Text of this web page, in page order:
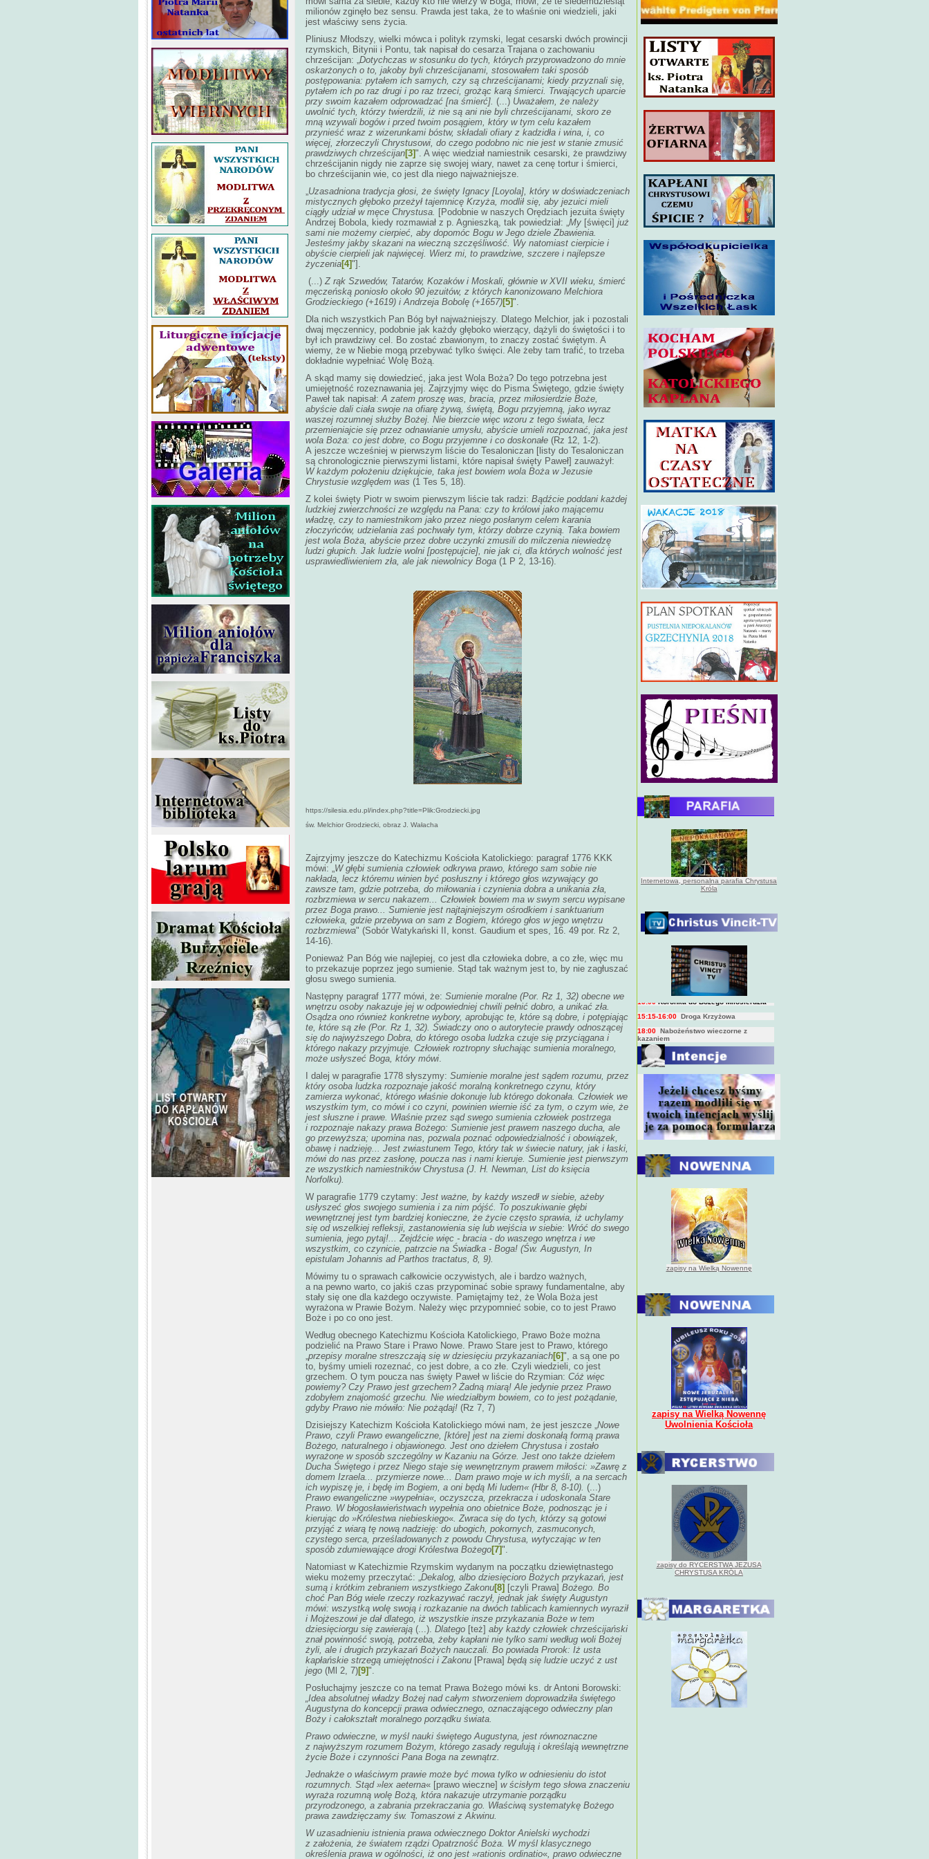
milionów zginęło bez sensu. Prawda jest taka, że to właśnie oni wiedzieli, jaki
jest właściwy sens życia.
Pliniusz Młodszy, wielki mówca i polityk rzymski, legat cesarski dwóch prowincji
rzymskich, Bitynii i Pontu, tak napisał do cesarza Trajana o zachowaniu
chrześcijan: „Dotychczas w stosunku do tych, których przyprowadzono do mnie
oskarżonych o to, jakoby byli chrześcijanami, stosowałem taki sposób
postępowania: pytałem ich samych, czy są chrześcijanami; kiedy przy­znali się,
pytałem ich po raz drugi i po raz trzeci, grożąc karą śmierci. Trwających uparcie
przy swoim kazałem odprowadzać [na śmierć]. (...) Uważałem, że należy
uwolnić tych, którzy twierdzili, iż nie są ani nie byli chrześcijanami, skoro ze
mną wzywali bogów i przed twoim posągiem, który w tym celu kazałem
przynieść wraz z wizerunkami bóstw, składali ofiary z kadzidła i wina, i, co
więcej, złorzeczyli Chrystusowi, do czego podobno nic nie jest w stanie zmusić
prawdziwych chrześcijan[3]". A więc wiedział namiestnik cesarski, że prawdziwy
chrześcijanin nigdy nie zaprze się swojej wiary, nawet za cenę tortur i śmierci,
bo chrześcijanin wie, co jest dla niego najważniejsze.
„Uzasadniona tradycja głosi, że święty Ignacy [Loyola], który w doświadczeniach
mistycznych głęboko przeżył tajemnicę Krzyża, modlił się, aby jezuici mieli
ciągły udział w męce Chrystusa. [Podobnie w naszych Orędziach jezuita święty
Andrzej Bobola, kiedy rozmawiał z p. Agnieszką, tak powiedział: „My [święci] już
sami nie możemy cierpieć, aby dopomóc Bogu w Jego dziele Zbawienia.
Jesteśmy jakby skazani na wieczną szczęśliwość. Wy natomiast cierpicie i
obyście cierpieli jak najwięcej. Wierz mi, to prawdziwe, szczere i najlepsze
życzenia[4]"].
(...) Z rąk Szwedów, Tatarów, Kozaków i Moskali, głównie w XVII wieku, śmierć
męczeńską poniosło około 90 jezuitów, z których kanonizowano Melchiora
Grodzieckiego (+1619) i Andrzeja Bobolę (+1657)[5]".
Dla nich wszystkich Pan Bóg był najważniejszy. Dlatego Melchior, jak i pozostali
dwaj męczennicy, podobnie jak każdy głęboko wierzący, dążyli do świętości i to
był ich prawdziwy cel. Bo zostać zbawionym, to znaczy zostać świętym. A
wiemy, że w Niebie mogą przebywać tylko święci. Ale żeby tam trafić, to trzeba
dokładnie wypełniać Wolę Bożą.
A skąd mamy się dowiedzieć, jaka jest Wola Boża? Do tego potrzebna jest
umiejętność rozeznawania jej. Zajrzyjmy więc do Pisma Świętego, gdzie święty
Paweł tak napisał:A zatem proszę was, bracia, przez miłosierdzie Boże,
abyście dali ciała swoje na ofiarę żywą, świętą, Bogu przyjemną, jako wyraz
waszej rozumnej służby Bożej. Nie bierzcie więc wzoru z tego świata, lecz
przemieniajcie się przez odnawianie umysłu, abyście umieli rozpoznać, jaka jest
wola Boża: co jest dobre, co Bogu przyjemne i co doskonałe (Rz 12, 1-2).
A jeszcze wcześniej w pierwszym liście do Tesaloniczan [listy do Tesaloniczan
są chronologicznie pierwszymi listami, które napisał święty Paweł] zauważył:
W każdym położeniu dziękujcie, taka jest bowiem wola Boża w Jezusie
Chrystusie względem was (1 Tes 5, 18).
Z kolei święty Piotr w swoim pierwszym liście tak radzi: Bądźcie poddani każdej
ludzkiej zwierzchności ze względu na Pana: czy to królowi jako mającemu
władzę, czy to namiestnikom jako przez niego posłanym celem karania
złoczyńców, udzielania zaś pochwały tym, którzy dobrze czynią. Taka bowiem
jest wola Boża, abyście przez dobre uczynki zmusili do milczenia niewiedzę
ludzi głupich. Jak ludzie wolni [postępujcie], nie jak ci, dla których wolność jest
usprawiedliwieniem zła, ale jak niewolnicy Boga (1 P 2, 13-16).
https://silesia.edu.pl/index.php?title=Plik:Grodziecki.jpg
św. Melchior Grodziecki, obraz J. Wałacha
Zajrzyjmy jeszcze do Katechizmu Kościoła Katolickiego: paragraf 1776 KKK
mówi: „W głębi sumienia człowiek odkrywa prawo, którego sam sobie nie
nakłada, lecz któremu winien być posłuszny i którego głos wzywający go
zawsze tam, gdzie potrzeba, do miłowania i czynienia dobra a unikania zła,
rozbrzmiewa w sercu nakazem... Człowiek bowiem ma w swym sercu wypisane
przez Boga prawo... Sumienie jest najtajniejszym ośrodkiem i sanktuarium
człowieka, gdzie przebywa on sam z Bogiem, którego głos w jego wnętrzu
rozbrzmiewa" (Sobór Watykański II, konst. Gaudium et spes, 16. 49 por. Rz 2,
14-16).
Ponieważ Pan Bóg wie najlepiej, co jest dla człowieka dobre, a co złe, więc mu
to przekazuje poprzez jego sumienie. Stąd tak ważnym jest to, by nie zagłuszać
głosu swego sumienia.
Następny paragraf 1777 mówi, że: Sumienie moralne (Por. Rz 1, 32) obecne we
wnętrzu osoby nakazuje jej w odpowiedniej chwili pełnić dobro, a unikać zła.
Osądza ono również konkretne wybory, aprobując te, które są dobre, i potępiając
te, które są złe (Por. Rz 1, 32). Świadczy ono o autorytecie prawdy odnoszącej
się do najwyższego Dobra, do którego osoba ludzka czuje się przyciągana i
którego nakazy przyjmuje. Człowiek roztropny słuchając sumienia moralnego,
może usłyszeć Boga, który mówi.
I dalej w paragrafie 1778 słyszymy: Sumienie moralne jest sądem rozumu, przez
który osoba ludzka rozpoznaje jakość moralną konkretnego czynu, który
zamierza wykonać, którego właśnie dokonuje lub którego dokonała. Człowiek we
wszystkim tym, co mówi i co czyni, powinien wiernie iść za tym, o czym wie, że
jest słuszne i prawe. Właśnie przez sąd swego sumienia człowiek postrzega
i rozpoznaje nakazy prawa Bożego: Sumienie jest prawem naszego ducha, ale
go przewyższa; upomina nas, pozwala poznać odpowiedzialność i obowiązek,
obawę i nadzieję... Jest zwiastunem Tego, który tak w świecie natury, jak i łaski,
mówi do nas przez zasłonę, poucza nas i nami kieruje. Sumienie jest pierwszym
ze wszystkich namiestników Chrystusa (J. H. Newman, List do księcia
Norfolku).
W paragrafie 1779 czytamy: Jest ważne, by każdy wszedł w siebie, ażeby
usłyszeć głos swojego sumienia i za nim pójść. To poszukiwanie głębi
wewnętrznej jest tym bardziej konieczne, że życie często sprawia, iż uchylamy
się od wszelkiej refleksji, zastanowienia się lub wejścia w siebie: Wróć do swego
sumienia, jego pytaj!... Zejdźcie więc - bracia - do waszego wnętrza i we
wszystkim, co czynicie, patrzcie na Świadka - Boga! (Św. Augustyn, In
epistulam Johannis ad Parthos tractatus, 8, 9).
Mówimy tu o sprawach całkowicie oczywistych, ale i bardzo ważnych,
a na pewno warto, co jakiś czas przypominać sobie sprawy fundamentalne, aby
stały się one dla każdego oczywiste. Pamiętajmy też, że Wola Boża jest
wyrażona w Prawie Bożym. Należy więc przypomnieć sobie, co to jest Prawo
Boże i po co ono jest.
Według obecnego Katechizmu Kościoła Katolickiego, Prawo Boże można
podzielić na Prawo Stare i Prawo Nowe. Prawo Stare jest to Prawo, którego
„przepisy moralne streszczają się w dziesięciu przykazaniach[6]", a są one po
to, byśmy umieli rozeznać, co jest dobre, a co złe. Czyli wiedzieli, co jest
grzechem. O tym poucza nas święty Paweł w liście do Rzymian: Cóż więc
powiemy? Czy Prawo jest grzechem? Żadną miarą! Ale jedynie przez Prawo
zdobyłem znajomość grzechu. Nie wiedziałbym bowiem, co to jest pożądanie,
gdyby Prawo nie mówiło: Nie pożądaj! (Rz 7, 7)
Dzisiejszy Katechizm Kościoła Katolickiego mówi nam, że jest jeszcze „Nowe
Prawo, czyli Prawo ewangeliczne, [które] jest na ziemi doskonałą formą prawa
Bożego, naturalnego i objawionego. Jest ono dziełem Chrystusa i zostało
wyrażone w sposób szczególny w Kazaniu na Górze. Jest ono także dziełem
Ducha Świętego i przez Niego staje się wewnętrznym prawem miłości: »Zawrę z
domem Izraela... przymierze nowe... Dam prawo moje w ich myśli, a na sercach
ich wypiszę je, i będę im Bogiem, a oni będą Mi ludem« (Hbr 8, 8-10). (...)
Prawo ewangeliczne »wypełnia«, oczyszcza, przekracza i udoskonala Stare
Prawo. W błogosławieństwach wypełnia ono obietnice Boże, podnosząc je i
kierując do »Królestwa niebieskiego«. Zwraca się do tych, którzy są gotowi
przyjąć z wiarą tę nową nadzieję: do ubogich, pokornych, zasmuconych,
czystego serca, prześladowanych z powodu Chrystusa, wytyczając w ten
sposób zdumiewające drogi Królestwa Bożego[7]".
Natomiast w Katechizmie Rzymskim wydanym na początku dziewiętnastego
wieku możemy przeczytać: „Dekalog, albo dziesięcioro Bożych przykazań, jest
sumą i krótkim zebraniem wszystkiego Zakonu[8] [czyli Prawa] Bożego. Bo
choć Pan Bóg wiele rzeczy rozkazywać raczył, jednak jak święty Augustyn
mówi: wszystką wolę swoją i rozkazanie na dwóch tablicach kamiennych wyraził
i Mojżeszowi je dał dlatego, iż wszystkie insze przykazania Boże w tem
dziesięciorgu się zawierają (...). Dlatego [też] aby każdy człowiek chrześcijański
znał powinność swoją, potrzeba, żeby kapłani nie tylko sami według woli Bożej
żyli, ale i drugich przykazań Bożych nauczali. Bo powiada Prorok: Iż usta
kapłańskie strzegą umiejętności i Zakonu [Prawa] będą się ludzie uczyć z ust
jego (Ml 2, 7)[9]".
Posłuchajmy jeszcze co na temat Prawa Bożego mówi ks. dr Antoni Borowski:
„Idea absolutnej władzy Bożej nad całym stworzeniem doprowadziła świętego
Augustyna do koncepcji prawa odwiecznego, oznaczającego odwieczny plan
Boży i całokształt moralnego porządku świata.
Prawo odwieczne, w myśl nauki świętego Augustyna, jest równoznaczne
z najwyższym rozumem Bożym, którego zasady regulują i określają wewnętrzne
życie Boże i czynności Pana Boga na zewnątrz.
Jednakże o właściwym prawie może być mowa tylko w odniesieniu do istot
rozumnych. Stąd »lex aeterna« [prawo wieczne] w ścisłym tego słowa znaczeniu
wyraża rozumną wolę Bożą, która nakazuje utrzymanie porządku
przyrodzonego, a zabrania przekraczania go. Właściwą systematykę Bożego
prawa zawdzięczamy św. Tomaszowi z Akwinu.
W uzasadnieniu istnienia prawa odwiecznego Doktor Anielski wychodzi
z założenia, że światem rządzi Opatrzność Boża. W myśl klasycznego
określenia prawa w ogólności, iż ono jest »rationis ordinatio«, prawo odwieczne
Internetowa, personalna parafia Chrystusa
Króla
BIEŻĄCY PROGRAM TRANSMISJI
BEZPOŚREDNICH(na żywo)
Msza święta
Koronka do Bożego Miłosierdzia
15:15-16:00 Droga Krzyżowa
kazaniem
10:00 Niedzielna Msza święta w miarę
możliwości ks. Piotra
zapisy na Wielką Nowennę
zapisy na Wielką Nowennę
Uwolnienia Kościoła
zapisy do RYCERSTWA JEZUSA
CHRYSTUSA KRÓLA